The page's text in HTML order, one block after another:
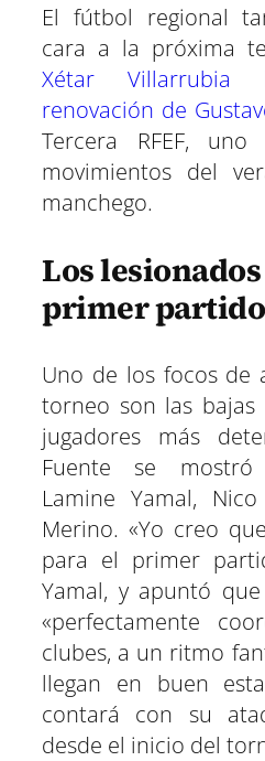
El fútbol regional
cara a la próxima
Xétar
renovación de
Tercera RFEF,
movimientos del
manchego.
Los
primer partido
Uno de los focos de
torneo son las
jugadores más
Fuente se
Lamine Yamal,
Merino. «Yo creo
para el primer
Yamal, y apuntó
«perfectamente
clubes, a un ritmo
llegan en buen
contará con su
desde el inicio del